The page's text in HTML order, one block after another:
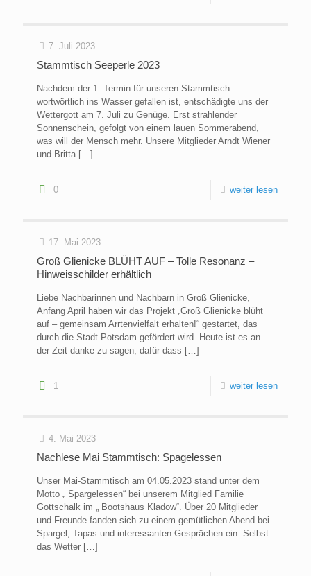
7. Juli 2023
Stammtisch Seeperle 2023
Nachdem der 1. Termin für unseren Stammtisch
wortwörtlich ins Wasser gefallen ist, entschädigte uns der
Wettergott am 7. Juli zu Genüge. Erst strahlender
Sonnenschein, gefolgt von einem lauen Sommerabend,
was will der Mensch mehr. Unsere Mitglieder Arndt Wiener
und Britta[…]
0 weiter lesen
17. Mai 2023
Groß Glienicke BLÜHT AUF – Tolle Resonanz –
Hinweisschilder erhältlich
Liebe Nachbarinnen und Nachbarn in Groß Glienicke,
Anfang April haben wir das Projekt „Groß Glienicke blüht
auf – gemeinsam Arrtenvielfalt erhalten!“ gestartet, das
durch die Stadt Potsdam gefördert wird. Heute ist es an
der Zeit danke zu sagen, dafür dass […]
1 weiter lesen
4. Mai 2023
Nachlese Mai Stammtisch: Spagelessen
Unser Mai-Stammtisch am 04.05.2023 stand unter dem
Motto „ Spargelessen“ bei unserem Mitglied Familie
Gottschalk im „ Bootshaus Kladow“. Über 20 Mitglieder
und Freunde fanden sich zu einem gemütlichen Abend bei
Spargel, Tapas und interessanten Gesprächen ein. Selbst
das Wetter […]